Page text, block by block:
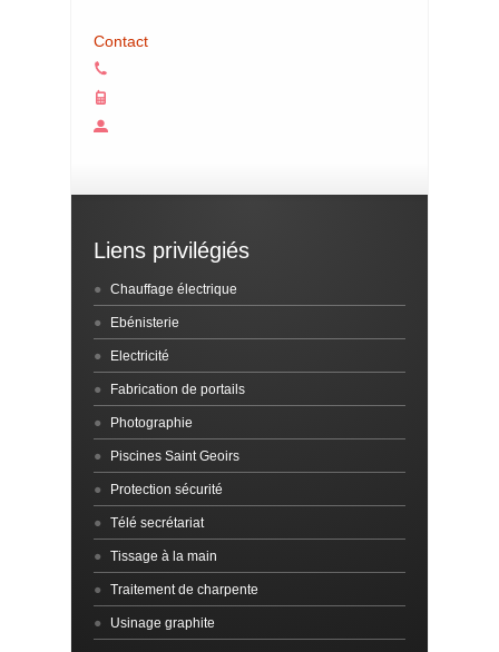
Contact
Liens privilégiés
Chauffage électrique
Ebénisterie
Electricité
Fabrication de portails
Photographie
Piscines Saint Geoirs
Protection sécurité
Télé secrétariat
Tissage à la main
Traitement de charpente
Usinage graphite